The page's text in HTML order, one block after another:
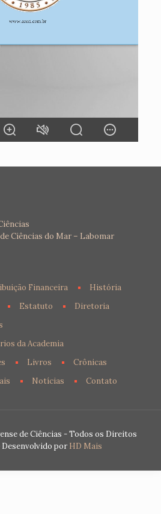
Ciências do Mar – Labomar
Financeira
História
Estatuto
Diretoria
da Academia
Livros
Crônicas
Notícias Contato
de Ciências - Todos os Direitos
Desenvolvido por HD Mais